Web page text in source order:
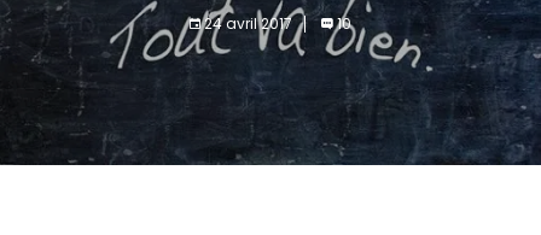
24 avril 2017 10